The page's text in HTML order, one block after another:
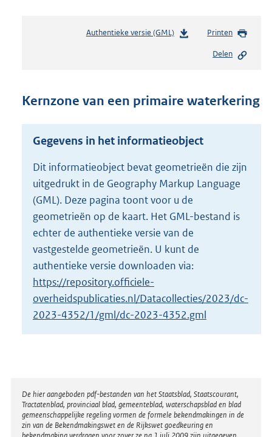
Authentieke versie (GML)b
n
s
r
o
t
t
e
3
7
6
Printen
Delen
Kernzone van een primaire waterkering
Gegevens in het informatieobject
Dit informatieobject bevat geometrieën die zijn
uitgedrukt in de Geography Markup Language
(GML). Deze pagina toont voor u de
geometrieën op de kaart. Het GML-bestand is
echter de authentieke versie van de
vastgestelde geometrieën. U kunt de
authentieke versie downloaden via:
https://repository.officiele-
overheidspublicaties.nl/Datacollecties/2023/dc-
2023-4352/1/gml/dc-2023-4352.gml
Disclaimer
De hier aangeboden pdf-bestanden van het Staatsblad, Staatscourant,
Tractatenblad, provinciaal blad, gemeenteblad, waterschapsblad en blad
gemeenschappelijke regeling vormen de formele bekendmakingen in de
zin van de Bekendmakingswet en de Rijkswet goedkeuring en